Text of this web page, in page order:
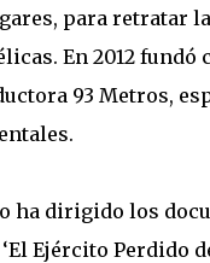
para retratar
En 2012 fundó
93 Metros,
ha dirigido los
Ejército Perdido